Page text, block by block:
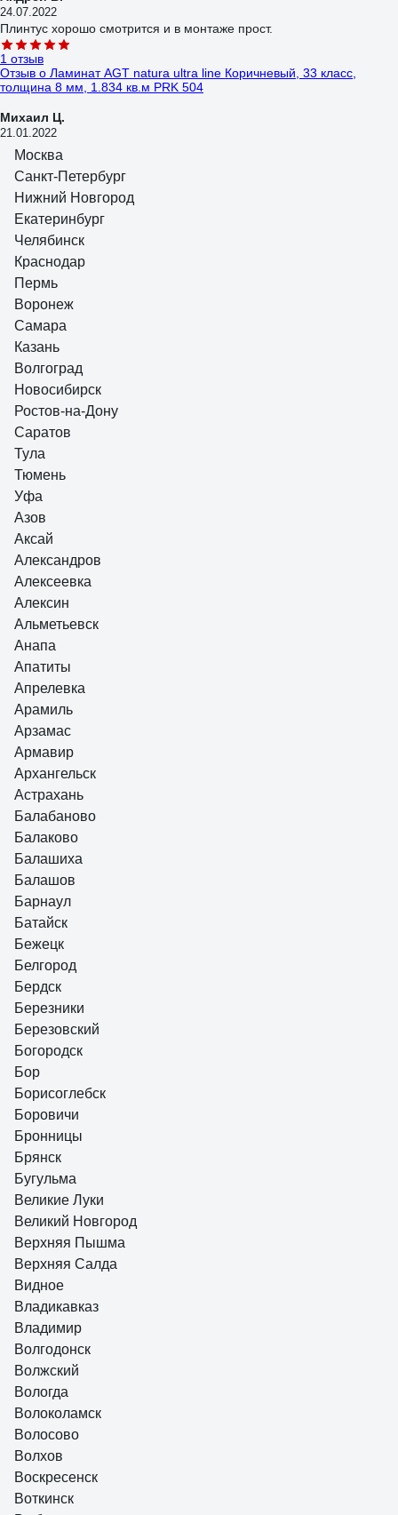
24.07.2022
Плинтус хорошо смотрится и в монтаже прост.
1 отзыв
Отзыв о Ламинат AGT natura ultra line Коричневый, 33 класс,
толщина 8 мм, 1.834 кв.м PRK 504
Михаил Ц.
21.01.2022
Очень качественный ламинат за такие деньги, защёлки очень тугие
и надёжные, покрытие с нижней стороны досок как будто
пластиковое, верхнее приятное на ощупь и взгляд.
1 отзыв
Отзыв о Соединитель для плинтуса DECONIKA (55 мм, 211 Дуб
рустик, 2 шт.) Д-П55-С-Ф2 211 ДУБ РСТ
Анатолий Г.
04.08.2026
стыкуется отлично
Москва
Санкт-Петербург
Нижний Новгород
Екатеринбург
Челябинск
Краснодар
Пермь
Воронеж
Самара
Казань
Волгоград
Новосибирск
Ростов-на-Дону
Саратов
Тула
Тюмень
Уфа
Азов
Аксай
Александров
Алексеевка
Алексин
Альметьевск
Анапа
Апатиты
Апрелевка
Арамиль
Арзамас
Армавир
Архангельск
Астрахань
Балабаново
Балаково
Балашиха
Балашов
Барнаул
Батайск
Бежецк
Белгород
Бердск
Березники
Березовский
Богородск
Бор
Борисоглебск
Боровичи
Бронницы
Брянск
Бугульма
Великие Луки
Великий Новгород
Верхняя Пышма
Верхняя Салда
Видное
Владикавказ
Владимир
Волгодонск
Волжский
Вологда
Волоколамск
Волосово
Волхов
Воскресенск
Воткинск